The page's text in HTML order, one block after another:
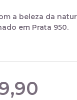
a beleza da
em Prata 950.